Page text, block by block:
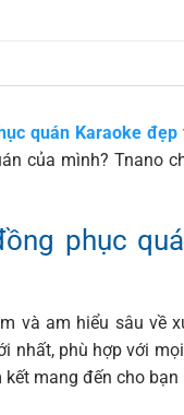
quán Karaoke đẹp
của mình? Tnano
phục
và am hiểu sâu về
nhất, phù hợp với
mang đến cho